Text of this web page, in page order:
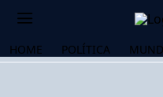
HOME POLÍTICA